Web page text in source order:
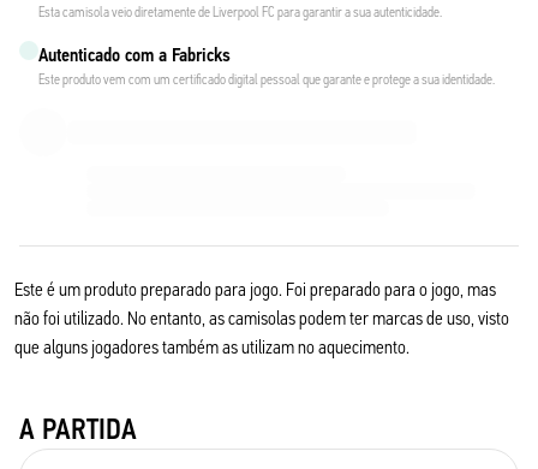
Esta camisola veio diretamente de Liverpool FC para garantir a sua autenticidade.
Autenticado com a Fabricks
Este produto vem com um certificado digital pessoal que garante e protege a sua identidade.
Este é um produto preparado para jogo. Foi preparado para o jogo, mas
não foi utilizado. No entanto, as camisolas podem ter marcas de uso, visto
que alguns jogadores também as utilizam no aquecimento.
A PARTIDA